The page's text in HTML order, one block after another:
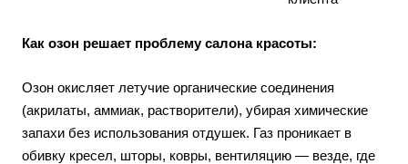
Как озон решает проблему салона красоты:
Озон окисляет летучие органические соединения
(акрилаты, аммиак, растворители), убирая химические
запахи без использования отдушек. Газ проникает в
обивку кресел, шторы, ковры, вентиляцию — везде, где